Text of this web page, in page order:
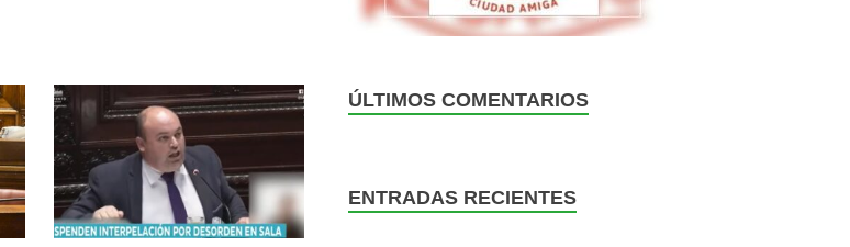
ÚLTIMOS COMENTARIOS
ENTRADAS RECIENTES